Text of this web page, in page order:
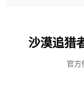
沙漠追猎
官方